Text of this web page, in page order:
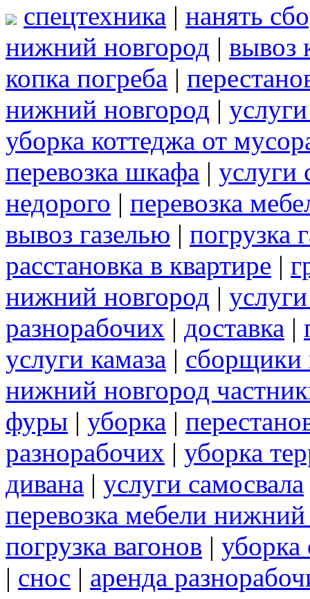
спецтехника | нанять
нижний новгород | вывоз
копка погреба |
нижний новгород |
уборка коттеджа от
перевозка шкафа | услуги
недорого | перевозка
вывоз газелью | погрузка
расстановка в квартире |
нижний новгород |
разнорабочих | доставка |
услуги камаза | сборщики
нижний новгород
фуры | уборка |
разнорабочих | уборка
дивана | услуги самосвала
перевозка мебели
погрузка вагонов | уборка
| снос | аренда